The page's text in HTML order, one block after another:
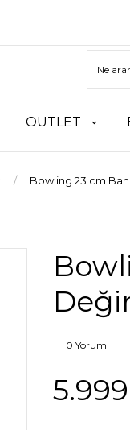
OUTLET
Bowling 23 cm
0 Yorum